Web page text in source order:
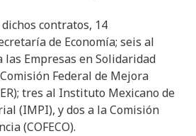
contratos, 14
de Economía; seis al
las Empresas en Solidaridad
Comisión Federal de Mejora
tres al Instituto Mexicano de
(IMPI), y dos a la Comisión
(COFECO).